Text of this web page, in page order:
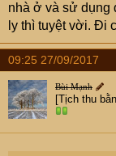
nhà ở và sử dụng
ly thì tuyệt vời. Đi
09:25 27/09/2017
Bùi Mạnh
[Tịch thu